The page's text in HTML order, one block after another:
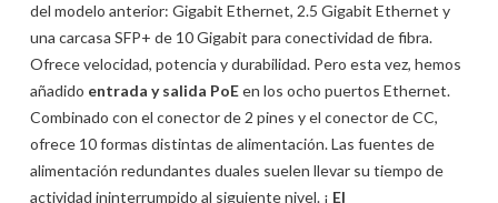
del modelo anterior: Gigabit Ethernet, 2.5 Gigabit Ethernet y
una carcasa SFP+ de 10 Gigabit para conectividad de fibra.
Ofrece velocidad, potencia y durabilidad. Pero esta vez, hemos
añadido entrada y salida PoEen los ocho puertos Ethernet.
Combinado con el conector de 2 pines y el conector de CC,
ofrece 10 formas distintas de alimentación. Las fuentes de
alimentación redundantes duales suelen llevar su tiempo de
actividad ininterrumpido al siguiente nivel. ¡ El